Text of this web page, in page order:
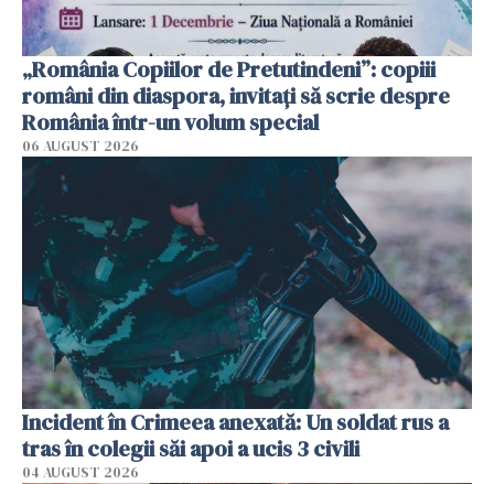
„România Copiilor de Pretutindeni”: copiii
români din diaspora, invitați să scrie despre
România într-un volum special
06 AUGUST 2026
Incident în Crimeea anexată: Un soldat rus a
tras în colegii săi apoi a ucis 3 civili
04 AUGUST 2026